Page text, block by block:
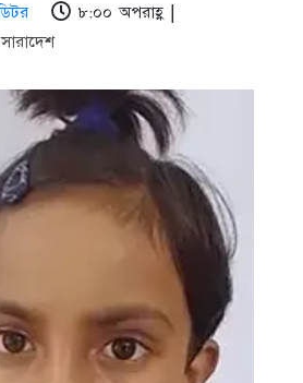
৮:০০ অপরাহ্ণ |
সারাদেশ